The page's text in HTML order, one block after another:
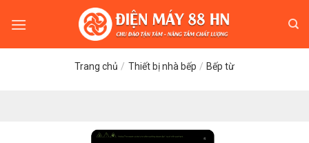
Trang chủ / Thiết bị nhà bếp / Bếp từ